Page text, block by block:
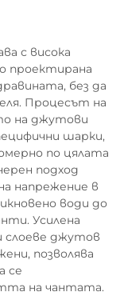
с висока
проектирана
без да
Процесът на
на джутови
шарки,
по цялата
подход
напрежение в
води до
Усилена
слоеве джутов
позволява
се
на чантата.